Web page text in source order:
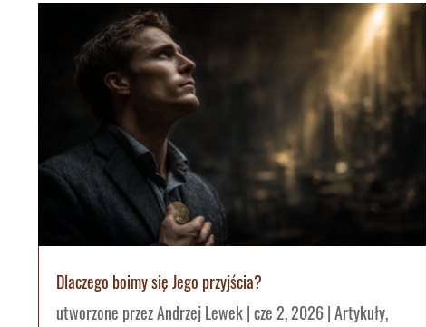
Dlaczego boimy się Jego przyjścia?
utworzone przezAndrzej Lewek|cze 2, 2026|Artykuły,